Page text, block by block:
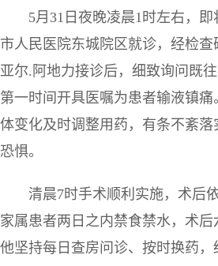
5月31日夜晚凌晨1时左右，
市人民医院东城院区就诊，经检
亚尔.阿地力接诊后，细致询问既
第一时间开具医嘱为患者输液镇
体变化及时调整用药，有条不紊
恐惧。
清晨7时手术顺利实施，术后
家属患者两日之内禁食禁水，术
他坚持每日查房问诊、按时换药